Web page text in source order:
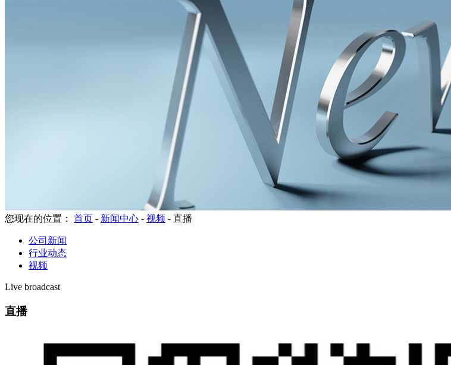
您现在的位置： 首页 - 新闻中心 - 视频 - 直播
公司新闻
行业动态
视频
Live broadcast
直播